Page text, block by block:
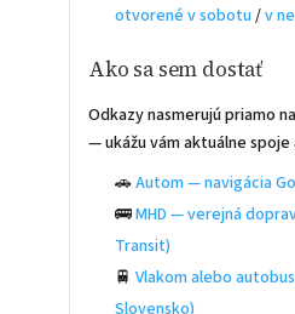
otvorené v sobotu /v
Ako sa sem dostať
Odkazy nasmerujú priamo
— ukážu vám aktuálne spoje
🚗Autom — navigácia
🚌MHD — verejná
Transit)
🚆Vlakom alebo